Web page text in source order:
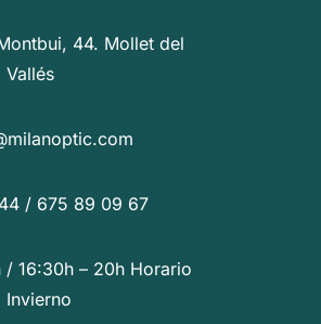
44. Mollet del
Vallés
/ 675 89 09 67
/ 16:30h – 20h Horario
Invierno